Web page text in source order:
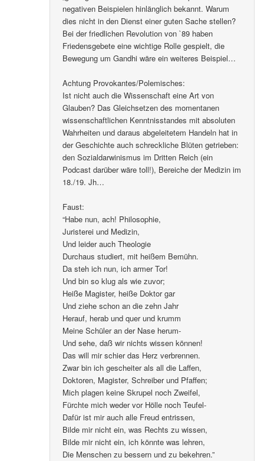
negativen Beispielen hinlänglich bekannt. Warum
dies nicht in den Dienst einer guten Sache stellen?
Bei der friedlichen Revolution von `89 haben
Friedensgebete eine wichtige Rolle gespielt, die
Bewegung um Gandhi wäre ein weiteres Beispiel…
Achtung Provokantes/Polemisches:
Ist nicht auch die Wissenschaft eine Art von
Glauben? Das Gleichsetzen des momentanen
wissenschaftlichen Kenntnisstandes mit absoluten
Wahrheiten und daraus abgeleitetem Handeln hat in
der Geschichte auch schreckliche Blüten getrieben:
den Sozialdarwinismus im Dritten Reich (ein
Podcast darüber wäre toll!), Bereiche der Medizin im
18./19. Jh…
Faust:
“Habe nun, ach! Philosophie,
Juristerei und Medizin,
Und leider auch Theologie
Durchaus studiert, mit heißem Bemühn.
Da steh ich nun, ich armer Tor!
Und bin so klug als wie zuvor;
Heiße Magister, heiße Doktor gar
Und ziehe schon an die zehn Jahr
Herauf, herab und quer und krumm
Meine Schüler an der Nase herum-
Und sehe, daß wir nichts wissen können!
Das will mir schier das Herz verbrennen.
Zwar bin ich gescheiter als all die Laffen,
Doktoren, Magister, Schreiber und Pfaffen;
Mich plagen keine Skrupel noch Zweifel,
Fürchte mich weder vor Hölle noch Teufel-
Dafür ist mir auch alle Freud entrissen,
Bilde mir nicht ein, was Rechts zu wissen,
Bilde mir nicht ein, ich könnte was lehren,
Die Menschen zu bessern und zu bekehren.”